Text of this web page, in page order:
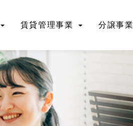
賃貸管理事業 分譲事業